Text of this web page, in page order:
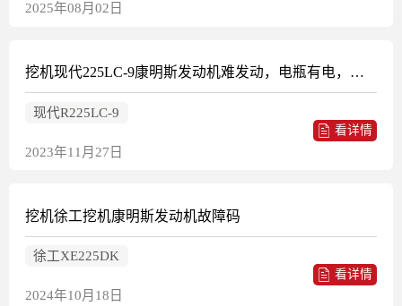
2025年08月02日
挖机现代225LC-9康明斯发动机难发动，电瓶有电，启动机无故障
现代R225LC-9
2023年11月27日
看详情
挖机徐工挖机康明斯发动机故障码
徐工XE225DK
2024年10月18日
看详情